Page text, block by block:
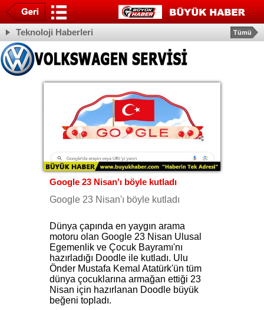
Teknoloji Haberleri Tümü
Google 23 Nisan'ı böyle kutladı
Google 23 Nisan'ı böyle kutladı
Dünya çapında en yaygın arama
motoru olan Google 23 Nisan Ulusal
Egemenlik ve Çocuk Bayramı'nı
hazırladığı Doodle ile kutladı. Ulu
Önder Mustafa Kemal Atatürk'ün tüm
dünya çocuklarına armağan ettiği 23
Nisan için hazırlanan Doodle büyük
beğeni topladı.